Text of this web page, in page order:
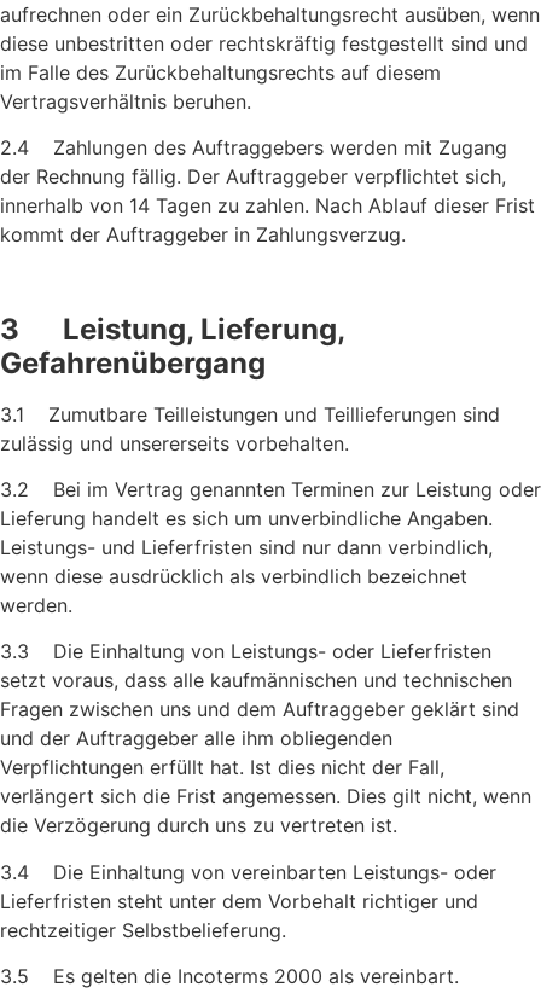
aufrechnen oder ein Zurückbehaltungsrecht ausüben, wenn
diese unbestritten oder rechtskräftig festgestellt sind und
im Falle des Zurückbehaltungs­rechts auf diesem
Vertragsverhältnis beruhen.
2.4 Zahlungen des Auftraggebers werden mit Zugang
der Rechnung fällig. Der Auftraggeber verpflichtet sich,
innerhalb von 14 Tagen zu zahlen. Nach Ablauf dieser Frist
kommt der Auftraggeber in Zahlungsverzug.
3 Leistung, Lieferung,
Gefahrenübergang
3.1 Zumutbare Teilleistungen und Teillieferungen sind
zulässig und unsererseits vorbehalten.
3.2 Bei im Vertrag genannten Terminen zur Leistung oder
Lieferung handelt es sich um unverbindliche Angaben.
Leistungs- und Lie­ferfristen sind nur dann verbindlich,
wenn diese ausdrücklich als verbindlich bezeichnet
werden.
3.3 Die Einhaltung von Leistungs- oder Lieferfristen
setzt voraus, dass alle kaufmännischen und technischen
Fragen zwischen uns und dem Auftraggeber geklärt sind
und der Auftraggeber alle ihm obliegenden
Verpflichtungen erfüllt hat. Ist dies nicht der Fall,
verlängert sich die Frist angemessen. Dies gilt nicht, wenn
die Verzögerung durch uns zu vertreten ist.
3.4 Die Einhaltung von vereinbarten Leistungs- oder
Lieferfristen steht unter dem Vorbehalt richtiger und
rechtzeitiger Selbstbe­lieferung.
3.5 Es gelten die Incoterms 2000 als vereinbart.